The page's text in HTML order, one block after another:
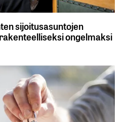
sijoitusasuntojen
ongelmaksi